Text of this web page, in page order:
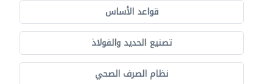
قواعد الأساس
تصنيع الحديد والفولاذ
نظام الصرف الصحي